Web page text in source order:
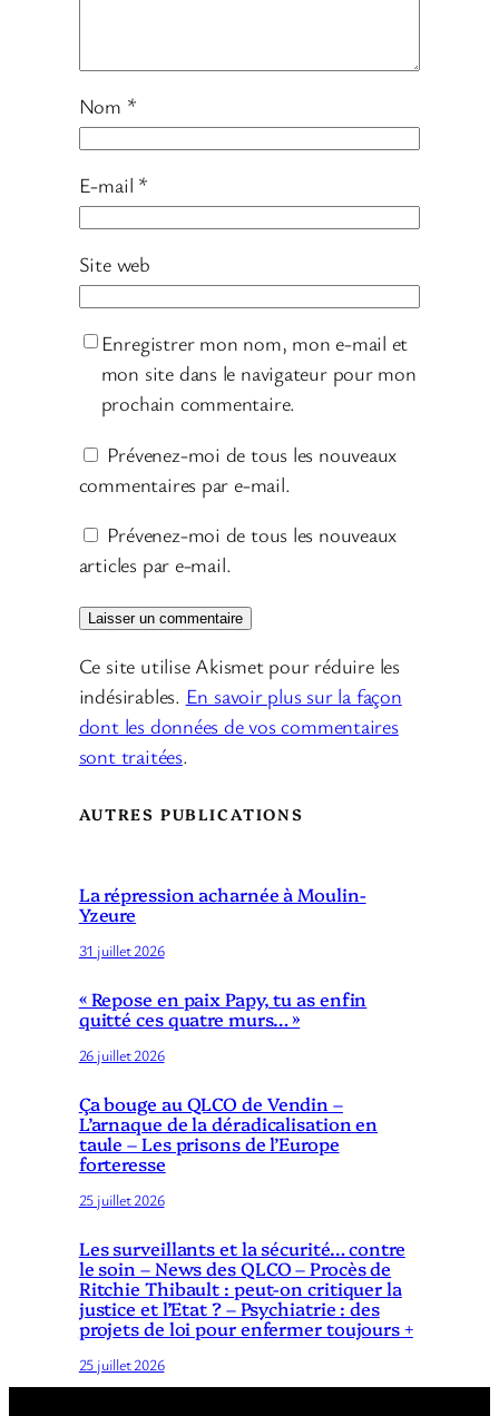
Nom *
E-mail *
Site web
Enregistrer mon nom, mon e-mail et
mon site dans le navigateur pour mon
prochain commentaire.
Prévenez-moi de tous les nouveaux
commentaires par e-mail.
Prévenez-moi de tous les nouveaux
articles par e-mail.
Ce site utilise Akismet pour réduire les
indésirables. En savoir plus sur la façon
dont les données de vos commentaires
sont traitées.
AUTRES PUBLICATIONS
La répression acharnée à Moulin-
Yzeure
31 juillet 2026
« Repose en paix Papy, tu as enfin
quitté ces quatre murs… »
26 juillet 2026
Ça bouge au QLCO de Vendin –
L’arnaque de la déradicalisation en
taule – Les prisons de l’Europe
forteresse
25 juillet 2026
Les surveillants et la sécurité… contre
le soin – News des QLCO – Procès de
Ritchie Thibault : peut-on critiquer la
justice et l’Etat ? – Psychiatrie : des
projets de loi pour enfermer toujours +
25 juillet 2026